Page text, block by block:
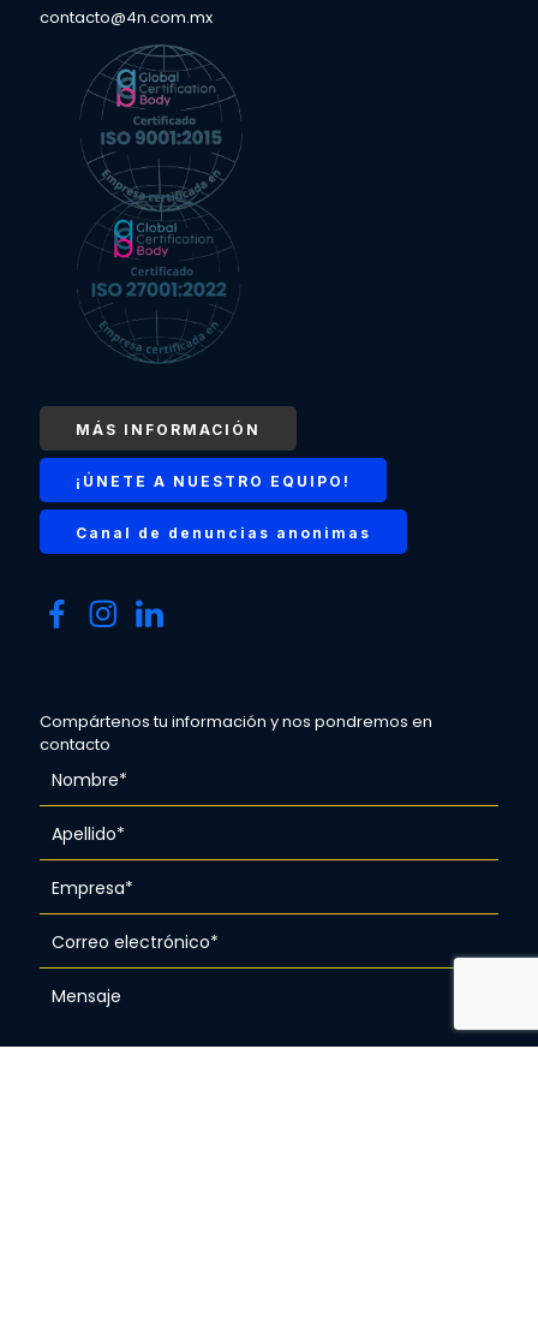
contacto@4n.com.mx
MÁS INFORMACIÓN
¡ÚNETE A NUESTRO EQUIPO!
Canal de denuncias anonimas
Compártenos tu información y nos pondremos en
contacto